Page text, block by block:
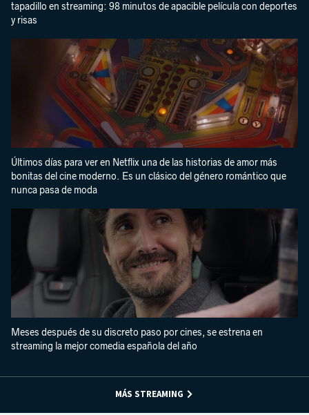
tapadillo en streaming: 98 minutos de apacible película con deportes
y risas
Últimos días para ver en Netflix una de las historias de amor más
bonitas del cine moderno. Es un clásico del género romántico que
nunca pasa de moda
Meses después de su discreto paso por cines, se estrena en
streaming la mejor comedia española del año
MÁS STREAMING